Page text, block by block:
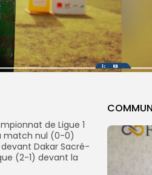
de Ligue 1
match nul (0-0)
Dakar Sacré-
(2-1) devant la